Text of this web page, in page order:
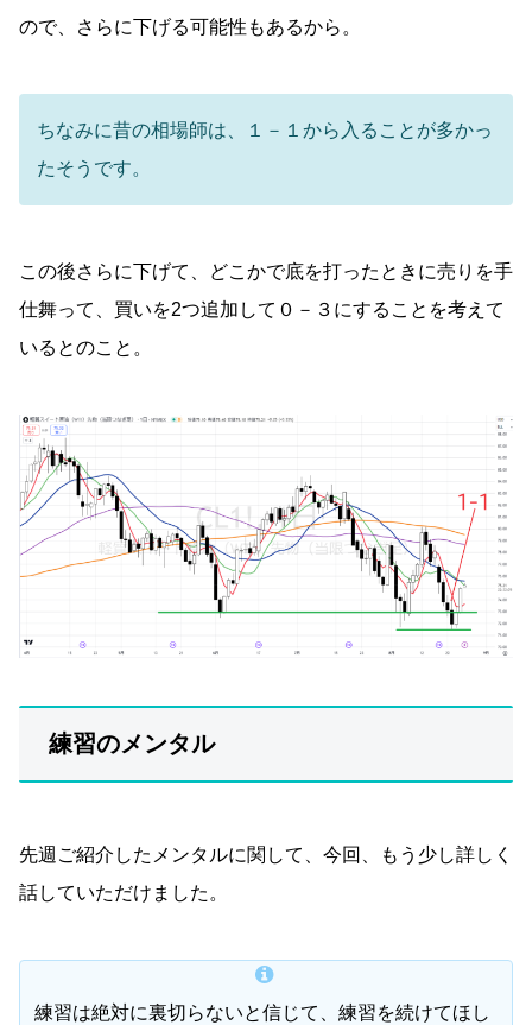
ので、さらに下げる可能性もあるから。
ちなみに昔の相場師は、１－１から入ることが多かっ
たそうです。
この後さらに下げて、どこかで底を打ったときに売りを手
仕舞って、買いを2つ追加して０－３にすることを考えて
いるとのこと。
練習のメンタル
先週ご紹介したメンタルに関して、今回、もう少し詳しく
話していただけました。
練習は絶対に裏切らないと信じて、練習を続けてほし